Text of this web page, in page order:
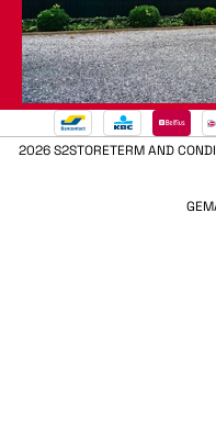
2026 S2STORETERM AND